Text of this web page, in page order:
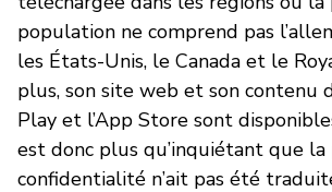
population ne comprend pas
les États-Unis, le Canada et le
plus, son site web et son contenu
Play et l’App Store sont
est donc plus qu’inquiétant que
confidentialité n’ait pas été